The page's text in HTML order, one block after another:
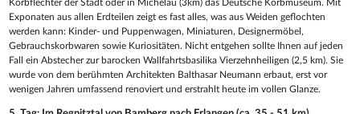
Korbflechter der Stadt oder in Michelau (3km) das Deutsche Korbmuseum. Mit
Exponaten aus allen Erdteilen zeigt es fast alles, was aus Weiden geflochten
werden kann: Kinder- und Puppenwagen, Miniaturen, Designermöbel,
Gebrauchskorbwaren sowie Kuriositäten. Nicht entgehen sollte Ihnen auf jeden
Fall ein Abstecher zur barocken Wallfahrtsbasilika Vierzehnheiligen (2,5 km). Sie
wurde von dem berühmten Architekten Balthasar Neumann erbaut, erst vor
wenigen Jahren umfassend renoviert und erstrahlt heute im vollen Glanze.